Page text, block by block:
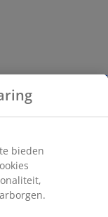
bieden